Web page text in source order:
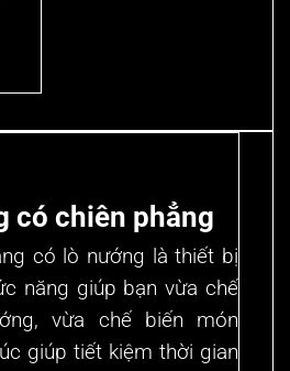
có chiên phẳng
có lò nướng là thiết bị
năng giúp bạn vừa chế
vừa chế biến món
giúp tiết kiệm thời gian